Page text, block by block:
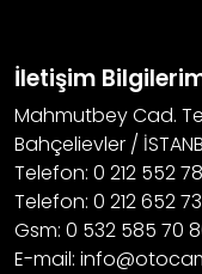
İletişim
Mahmutbey Cad.
Bahçelievler /
Telefon: 0 212 552
Telefon: 0 212 652
Gsm: 0 532 585 70
E-mail: